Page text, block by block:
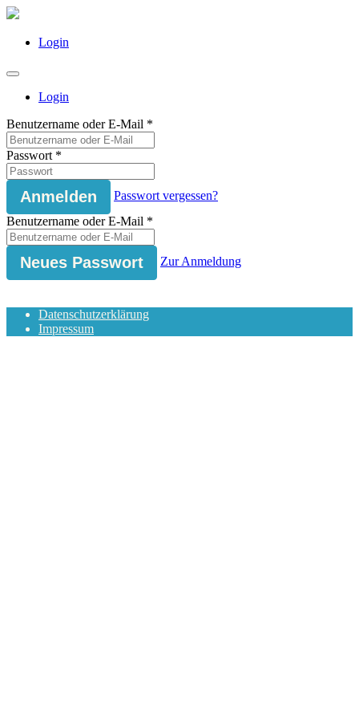
Login
Login
Benutzername oder E-Mail *
Passwort *
Passwort vergessen?
Benutzername oder E-Mail *
Zur Anmeldung
Datenschutzerklärung
Impressum